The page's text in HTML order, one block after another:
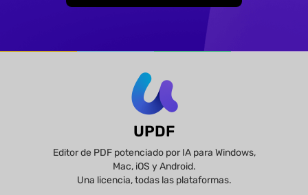
UPDF
Editor de PDF potenciado por IA para Windows,
Mac, iOS y Android.
Una licencia, todas las plataformas.